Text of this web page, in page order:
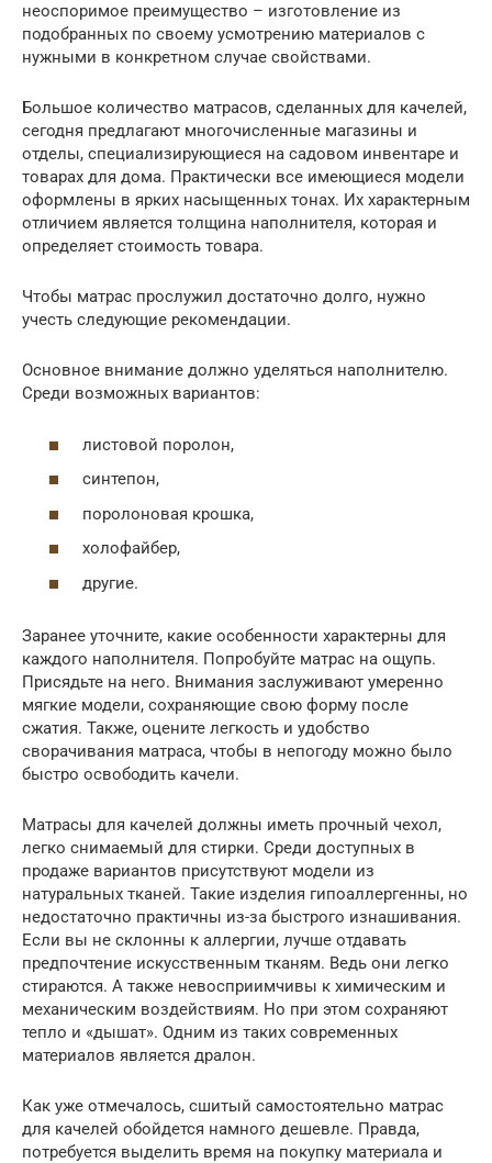
неоспоримое преимущество – изготовление из
подобранных по своему усмотрению материалов с
нужными в конкретном случае свойствами.
Большое количество матрасов, сделанных для качелей,
сегодня предлагают многочисленные магазины и
отделы, специализирующиеся на садовом инвентаре и
товарах для дома. Практически все имеющиеся модели
оформлены в ярких насыщенных тонах. Их характерным
отличием является толщина наполнителя, которая и
определяет стоимость товара.
Чтобы матрас прослужил достаточно долго, нужно
учесть следующие рекомендации.
Основное внимание должно уделяться наполнителю.
Среди возможных вариантов:
листовой поролон,
синтепон,
поролоновая крошка,
холофайбер,
другие.
Заранее уточните, какие особенности характерны для
каждого наполнителя. Попробуйте матрас на ощупь.
Присядьте на него. Внимания заслуживают умеренно
мягкие модели, сохраняющие свою форму после
сжатия. Также, оцените легкость и удобство
сворачивания матраса, чтобы в непогоду можно было
быстро освободить качели.
Матрасы для качелей должны иметь прочный чехол,
легко снимаемый для стирки. Среди доступных в
продаже вариантов присутствуют модели из
натуральных тканей. Такие изделия гипоаллергенны, но
недостаточно практичны из-за быстрого изнашивания.
Если вы не склонны к аллергии, лучше отдавать
предпочтение искусственным тканям. Ведь они легко
стираются. А также невосприимчивы к химическим и
механическим воздействиям. Но при этом сохраняют
тепло и «дышат». Одним из таких современных
материалов является дралон.
Как уже отмечалось, сшитый самостоятельно матрас
для качелей обойдется намного дешевле. Правда,
потребуется выделить время на покупку материала и